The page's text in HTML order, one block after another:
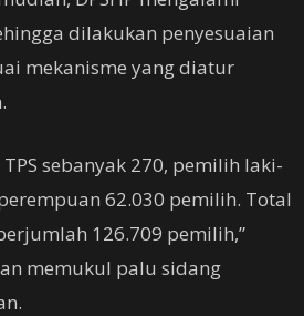
dilakukan penyesuaian
mekanisme yang diatur
sebanyak 270, pemilih laki-
62.030 pemilih. Total
126.709 pemilih,”
memukul palu sidang